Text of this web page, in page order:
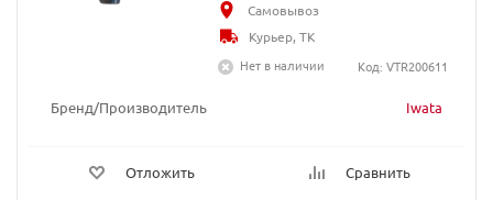
Бренд/Производитель Iwata
Отложить Сравнить
Самовывоз
Курьер, ТК
Нет в наличии
Код: VTR200611